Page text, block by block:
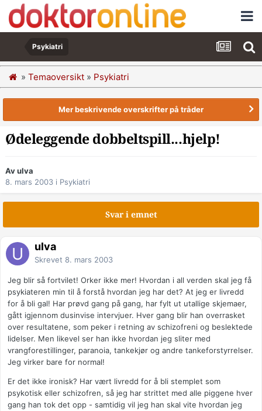
Psykiatri
» Temaoversikt » Psykiatri
Mer beskrivende overskrifter på tråder
Ødeleggende dobbeltspill...hjelp!
Av ulva
8. mars 2003 i Psykiatri
Svar i emnet
ulva
Skrevet 8. mars 2003
Jeg blir så fortvilet! Orker ikke mer! Hvordan i all verden skal jeg få
psykiateren min til å forstå hvordan jeg har det? At jeg er livredd
for å bli gal! Har prøvd gang på gang, har fylt ut utallige skjemaer,
gått igjennom dusinvise intervjuer. Hver gang blir han overrasket
over resultatene, som peker i retning av schizofreni og beslektede
lidelser. Men likevel ser han ikke hvordan jeg sliter med
vrangforestillinger, paranoia, tankekjør og andre tankeforstyrrelser.
Jeg virker bare for normal!
Er det ikke ironisk? Har vært livredd for å bli stemplet som
psykotisk eller schizofren, så jeg har strittet med alle piggene hver
gang han tok det opp - samtidig vil jeg han skal vite hvordan jeg